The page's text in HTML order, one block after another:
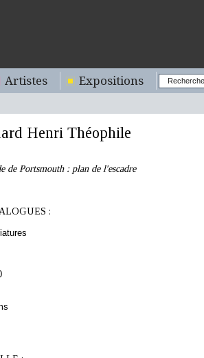
Artistes Expositions
Henri Théophile
de Portsmouth : plan de l'escadre
: